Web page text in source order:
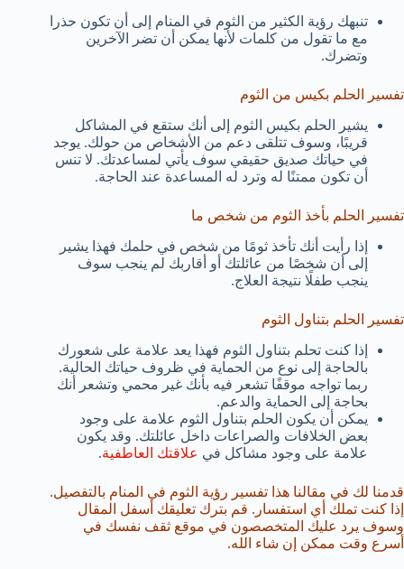
تنبهك رؤية الكثير من الثوم في المنام إلى أن تكون حذرا
مع ما تقول من كلمات لأنها يمكن أن تضر الآخرين
وتضرك.
تفسير الحلم بكيس من الثوم
يشير الحلم بكيس الثوم إلى أنك ستقع في المشاكل
قريبًا، وسوف تتلقى دعم من الأشخاص من حولك. يوجد
في حياتك صديق حقيقي سوف يأتي لمساعدتك. لا تنس
أن تكون ممتنًا له وترد له المساعدة عند الحاجة.
تفسير الحلم بأخذ الثوم من شخص ما
إذا رأيت أنك تأخذ ثومًا من شخص في حلمك فهذا يشير
إلى أن شخصًا من عائلتك أو أقاربك لم ينجب سوف
ينجب طفلًا نتيجة العلاج.
تفسير الحلم بتناول الثوم
إذا كنت تحلم بتناول الثوم فهذا يعد علامة على شعورك
بالحاجة إلى نوع من الحماية في ظروف حياتك الحالية.
ربما تواجه موقفًا تشعر فيه بأنك غير محمي وتشعر أنك
بحاجة إلى الحماية والدعم.
يمكن أن يكون الحلم بتناول الثوم علامة على وجود
بعض الخلافات والصراعات داخل عائلتك. وقد يكون
علامة على وجود مشاكل في علاقتك العاطفية.
قدمنا لك في مقالنا هذا تفسير رؤية الثوم في المنام بالتفصيل.
إذا كنت تملك أي استفسار. قم بترك تعليقك أسفل المقال
وسوف يرد عليك المتخصصون في موقع ثقف نفسك في
أسرع وقت ممكن إن شاء الله.